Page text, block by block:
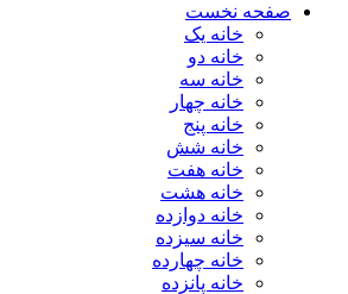
صفحه نخست
خانه یک
خانه دو
خانه سه
خانه چهار
خانه پنج
خانه شش
خانه هفت
خانه هشت
خانه دوازده
خانه سیزده
خانه چهارده
خانه پانزده